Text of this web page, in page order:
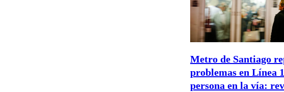
Metro de Santiago
problemas en Línea
persona en la vía: